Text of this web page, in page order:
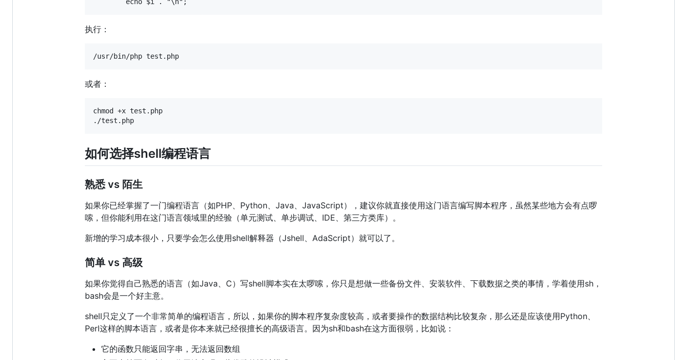
执行：
或者：
chmod +x test.php
如何选择shell编程语言
熟悉 vs 陌生
如果你已经掌握了一门编程语言（如PHP、Python、Java、JavaScript），建议你就直接使用这门语言编写脚本程序，虽然某些地方会有点啰
嗦，但你能利用在这门语言领域里的经验（单元测试、单步调试、IDE、第三方类库）。
新增的学习成本很小，只要学会怎么使用shell解释器（Jshell、AdaScript）就可以了。
简单 vs 高级
如果你觉得自己熟悉的语言（如Java、C）写shell脚本实在太啰嗦，你只是想做一些备份文件、安装软件、下载数据之类的事情，学着使用sh，
bash会是一个好主意。
shell只定义了一个非常简单的编程语言，所以，如果你的脚本程序复杂度较高，或者要操作的数据结构比较复杂，那么还是应该使用Python、
Perl这样的脚本语言，或者是你本来就已经很擅长的高级语言。因为sh和bash在这方面很弱，比如说：
它的函数只能返回字串，无法返回数组